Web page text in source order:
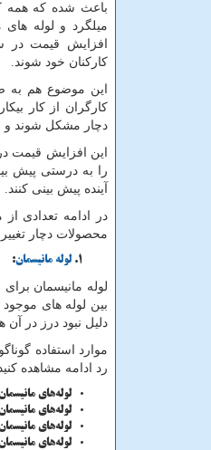
باعث شده که همه
میلگرد و لوله
افزایش قیمت در
کارکنان خود شوند.
این موضوع هم به
کارگران از کار
دچار مشکل شوند و
را به درستی پیش
آینده پیش بینی کنند.
در ادامه تعدادی
محصولات دچار
لوله مانیسمان:
لوله مانیسمان
بین لوله‌ های
دلیل نبود درز در
موارد استفاده
رد ادامه مشاهده
لوله‌های
لوله‌های
لوله‌های
لوله‌های